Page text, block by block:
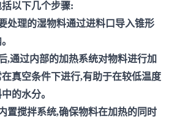
以下几个步骤:
处理的湿物料通过进料口导入锥形
,通过内部的加热系统对物料进行加
真空条件下进行,有助于在较低温度
的水分。
置搅拌系统,确保物料在加热的同时